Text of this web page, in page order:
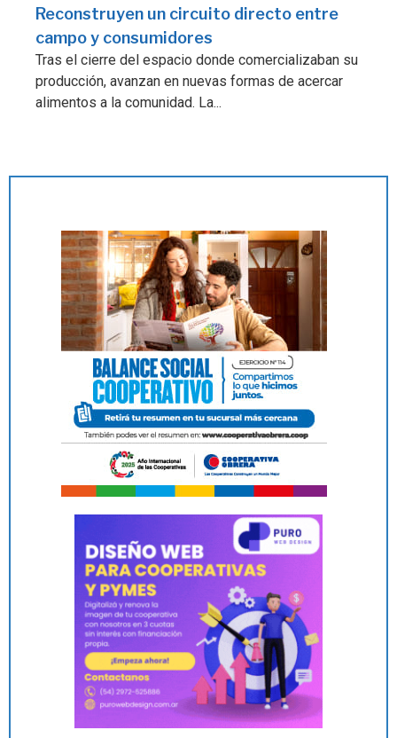
Reconstruyen un circuito directo entre
campo y consumidores
Tras el cierre del espacio donde comercializaban su
producción, avanzan en nuevas formas de acercar
alimentos a la comunidad. La...